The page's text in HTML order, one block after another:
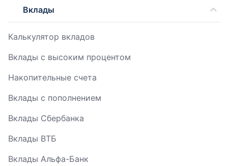
Вклады
Калькулятор вкладов
Вклады с высоким процентом
Накопительные счета
Вклады с пополнением
Вклады Сбербанка
Вклады ВТБ
Вклады Альфа-Банк